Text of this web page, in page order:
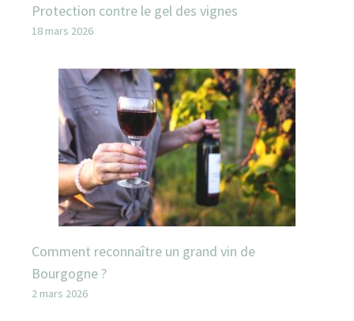
Protection contre le gel des vignes
18 mars 2026
Comment reconnaître un grand vin de
Bourgogne ?
2 mars 2026